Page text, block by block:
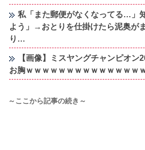
私「また郵便がなくなってる…」
よう」→おとりを仕掛けたら泥奥が
り…
【画像】ミスヤングチャンピオン
お胸ｗｗｗｗｗｗｗｗｗｗｗｗｗｗ
～ここから記事の続き～